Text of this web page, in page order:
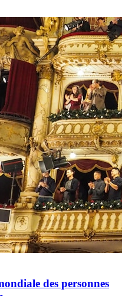
des personnes